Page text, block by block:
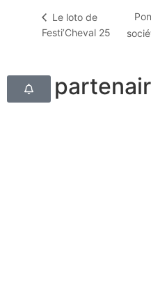
Le loto de
Festi’Cheval 25
Nos